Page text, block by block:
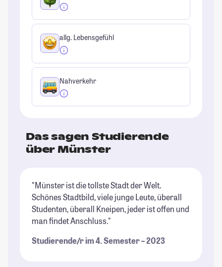
allg. Lebensgefühl
Nahverkehr
Das sagen Studierende
über Münster
"Münster ist die tollste Stadt der Welt.
Schönes Stadtbild, viele junge Leute, überall
Studenten, überall Kneipen, jeder ist offen und
man findet Anschluss."
Studierende/r im 4. Semester – 2023